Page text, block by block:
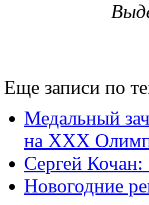
Еще записи по
Медальный
на XXX
Сергей Кочан:
Новогодние